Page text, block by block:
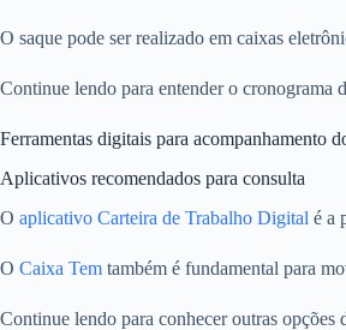
O saque pode ser realizado em caixas
Continue lendo para entender o cronograma
Ferramentas digitais para acompanhamento
Aplicativos recomendados para consulta
O aplicativo Carteira de Trabalho Digital é a
O Caixa Tem também é fundamental para
Continue lendo para conhecer outras